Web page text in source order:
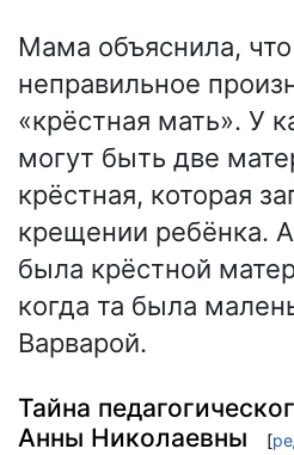
Мама объяснила,
неправильное
«крёстная мать». У
могут быть две
крёстная, которая
крещении ребёнка.
была крёстной
когда та была
Варварой.
Тайна
Анны Николаевны
[